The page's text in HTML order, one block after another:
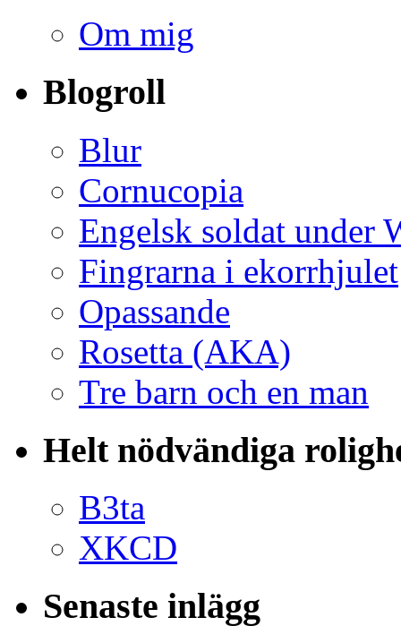
Om mig
Blogroll
Blur
Cornucopia
Engelsk soldat under
Fingrarna i ekorrhjulet
Opassande
Rosetta (AKA)
Tre barn och en man
Helt nödvändiga
B3ta
XKCD
Senaste inlägg